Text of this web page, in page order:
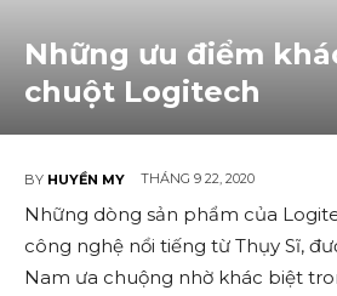
Những ưu điểm
chuột Logitech
BY HUYỀN MY THÁNG 9 22, 2020
Những dòng sản phẩm của
công nghệ nổi tiếng từ Thụy Sĩ,
Nam ưa chuộng nhờ khác biệt